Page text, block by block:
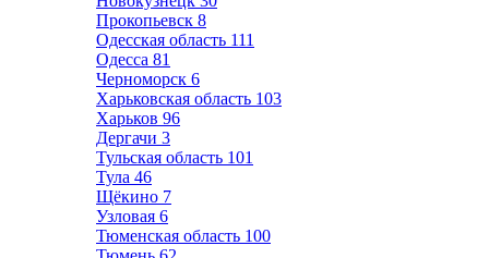
Прокопьевск 8
Одесская область 111
Одесса 81
Черноморск 6
Харьковская область 103
Харьков 96
Дергачи 3
Тульская область 101
Тула 46
Щёкино 7
Узловая 6
Тюменская область 100